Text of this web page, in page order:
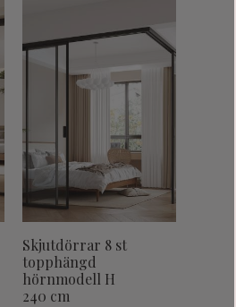
Skjutdörrar 8 st
topphängd
hörnmodell H
240 cm